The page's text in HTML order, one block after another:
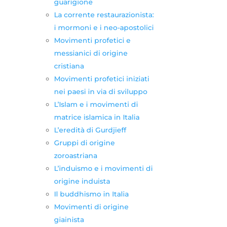
guarigione
La corrente restaurazionista:
i mormoni e i neo-apostolici
Movimenti profetici e
messianici di origine
cristiana
Movimenti profetici iniziati
nei paesi in via di sviluppo
L’Islam e i movimenti di
matrice islamica in Italia
L’eredità di Gurdjieff
Gruppi di origine
zoroastriana
L’induismo e i movimenti di
origine induista
Il buddhismo in Italia
Movimenti di origine
giainista